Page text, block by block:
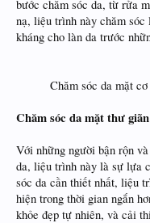
bước chăm sóc da, từ rửa
nạ, liệu trình này chăm sóc
kháng cho làn da trước
Chăm sóc da mặt
Chăm sóc da mặt thư giãn
Với những người bận rộn
da, liệu trình này là sự lựa
sóc da cần thiết nhất, liệu
hiện trong thời gian ngắn
khỏe đẹp tự nhiên, và cải